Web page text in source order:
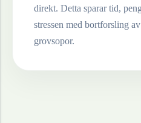
direkt. Detta sparar tid,
stressen med bortforsling
grovsopor.